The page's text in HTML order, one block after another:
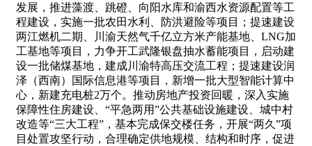
发展，推进藻渡、跳磴、向阳水库和渝西水资源配置等工
程建设，实施一批农田水利、防洪避险等项目；提速建设
两江燃机二期、川渝天然气千亿立方米产能基地、LNG加
工基地等项目，力争开工武隆银盘抽水蓄能项目，启动建
设一批储煤基地，建成川渝特高压交流工程；提速建设润
泽（西南）国际信息港等项目，新增一批大型智能计算中
心，新建充电桩2万个。推动房地产投资回暖，深入实施
保障性住房建设、“平急两用”公共基础设施建设、城中村
改造等“三大工程”，基本完成保交楼任务，开展“两久”项
目处置攻坚行动，合理确定供地规模、结构和时序，促进